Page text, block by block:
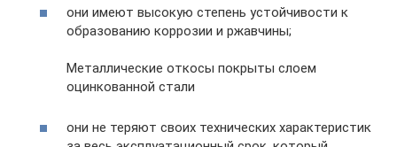
они имеют высокую степень устойчивости к
образованию коррозии и ржавчины;
Металлические откосы покрыты слоем
оцинкованной стали
они не теряют своих технических характеристик